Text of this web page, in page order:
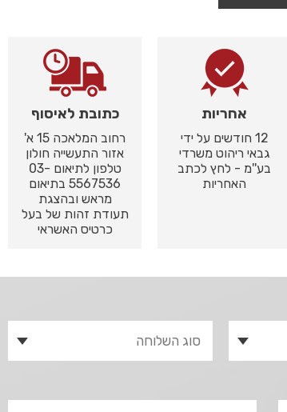
אחריות
12 חודשים על ידי
גבאי ריהוט משרדי
בע''מ - לחץ לכתב
האחריות
כתובת לאיסוף
רחוב המלאכה 15 א'
אזור התעשייה חולון
טלפון לתיאום 03-
5567536 בתיאום
מראש ובהצגת
תעודת זהות של בעל
כרטיס האשראי